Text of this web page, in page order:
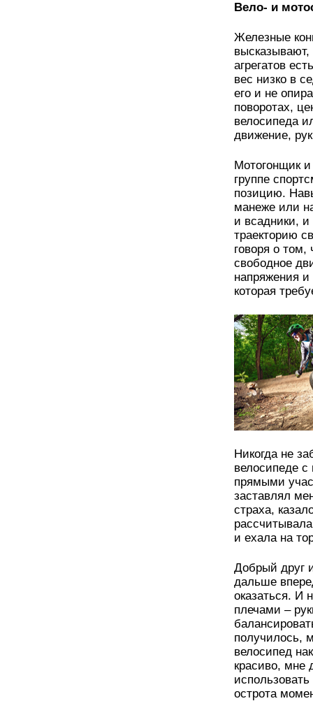
Вело- и
Железные
агрегатов
вес низко в
его и не
поворотах,
велосипеда
движение,
Мотогонщик и
группе
позицию.
манеже или
и всадники,
траекторию
говоря о том,
свободное
напряжения
которая
Никогда не
велосипеде
прямыми
заставлял
страха,
и ехала на
Добрый друг
дальше
оказаться. И
плечами –
получилось,
велосипед
красиво, мне
острота